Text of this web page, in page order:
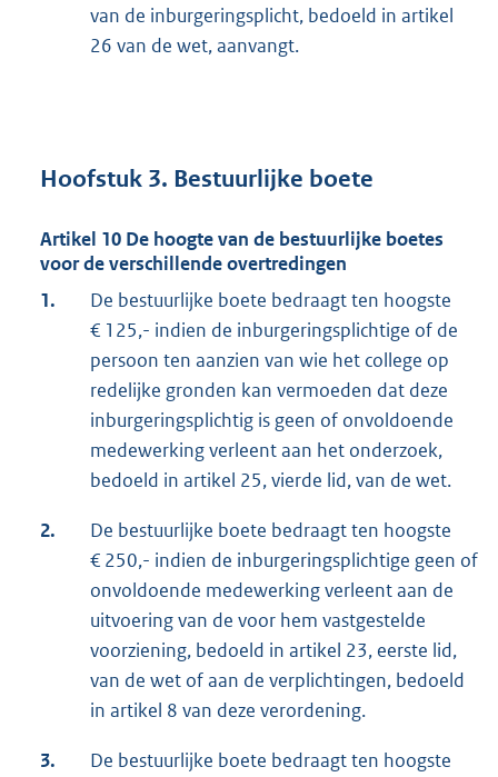
van de inburgeringsplicht, bedoeld in artikel
26 van de wet, aanvangt.
Hoofstuk 3. Bestuurlijke boete
Artikel 10 De hoogte van de bestuurlijke boetes
voor de verschillende overtredingen
1.
De bestuurlijke boete bedraagt ten hoogste
€ 125,- indien de inburgeringsplichtige of de
persoon ten aanzien van wie het college op
redelijke gronden kan vermoeden dat deze
inburgeringsplichtig is geen of onvoldoende
medewerking verleent aan het onderzoek,
bedoeld in artikel 25, vierde lid, van de wet.
2.
De bestuurlijke boete bedraagt ten hoogste
€ 250,- indien de inburgeringsplichtige geen of
onvoldoende medewerking verleent aan de
uitvoering van de voor hem vastgestelde
voorziening, bedoeld in artikel 23, eerste lid,
van de wet of aan de verplichtingen, bedoeld
in artikel 8 van deze verordening.
3.
De bestuurlijke boete bedraagt ten hoogste